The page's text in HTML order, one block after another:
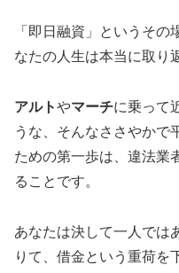
「即日融資」というそ
なたの人生は本当に取り
アルトやマーチに乗って
うな、そんなささやかで
ための第一歩は、違法業
ることです。
あなたは決して一人では
りて、借金という重荷を